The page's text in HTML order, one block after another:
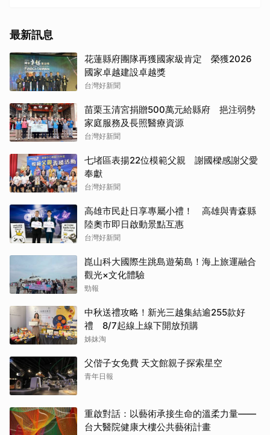
最新訊息
花蓮縣府團隊再獲國家級肯定 榮獲2026
國家卓越建設卓越獎
台灣好新聞
苗栗玉清宮捐贈500萬元給縣府 挹注弱勢
家庭服務及長照醫療資源
台灣好新聞
七堵區表揚22位模範父親 謝國樑感謝父愛
奉獻
台灣好新聞
高雄市民赴日享專屬小禮！ 高雄與青森縣
陸奧市即日啟動景點互惠
台灣好新聞
崑山科大國際生跳島遊菊島！海上旅運融合
觀光×文化體驗
勁報
中秋送禮攻略！新光三越集結逾255款好
禮 8/7起線上線下開放預購
姊妹淘
父偕子女免費 天文館親子探索星空
青年日報
重啟對話：以藝術承接生命的溫柔力量——
台大醫院健康大樓公共藝術計畫